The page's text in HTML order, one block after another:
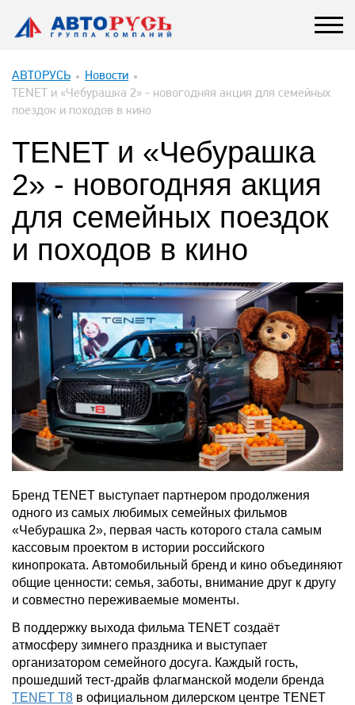
АВТОРУСЬ
Новости
TENET и «Чебурашка 2» - новогодняя акция для семейных
поездок и походов в кино
TENET и «Чебурашка
2» - новогодняя акция
для семейных поездок
и походов в кино
Бренд TENET выступает партнером продолжения
одного из самых любимых семейных фильмов
«Чебурашка 2», первая часть которого стала самым
кассовым проектом в истории российского
кинопроката. Автомобильный бренд и кино объединяют
общие ценности: семья, заботы, внимание друг к другу
и совместно переживаемые моменты.
В поддержку выхода фильма TENET создаёт
атмосферу зимнего праздника и выступает
организатором семейного досуга. Каждый гость,
прошедший тест-драйв флагманской модели бренда
TENET T8 в официальном дилерском центре TENET